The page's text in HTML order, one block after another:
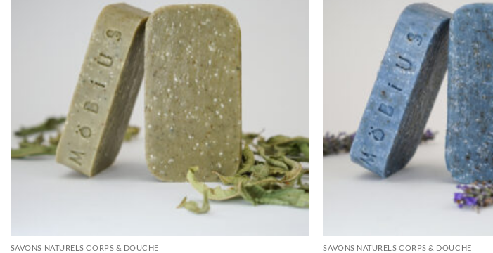
SAVONS NATURELS CORPS & DOUCHE SAVONS NATURELS CORPS & DOUCHE